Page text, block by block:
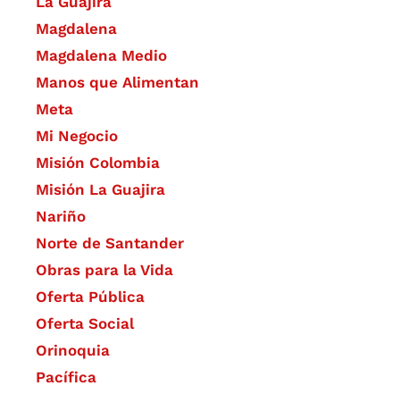
Magdalena
Magdalena Medio
Manos que Alimentan
Meta
Mi Negocio
Misión Colombia
Misión La Guajira
Nariño
Norte de Santander
Obras para la Vida
Oferta Pública
Oferta Social​​
Orinoquia
Pacífica